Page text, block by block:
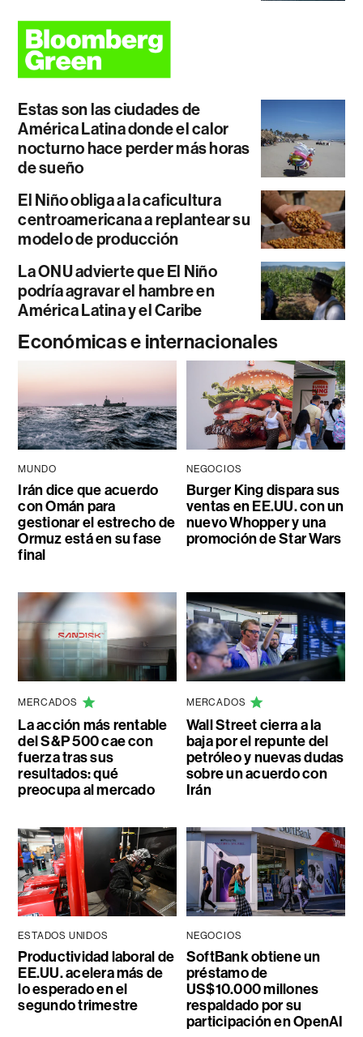
Estas son las ciudades de
América Latina donde el calor
nocturno hace perder más horas
de sueño
El Niño obliga a la caficultura
centroamericana a replantear su
modelo de producción
La ONU advierte que El Niño
podría agravar el hambre en
América Latina y el Caribe
Económicas e internacionales
MUNDO
Irán dice que acuerdo
con Omán para
gestionar el estrecho de
Ormuz está en su fase
final
NEGOCIOS
Burger King dispara sus
ventas en EE.UU. con un
nuevo Whopper y una
promoción de Star Wars
MERCADOS
La acción más rentable
del S&P 500 cae con
fuerza tras sus
resultados: qué
preocupa al mercado
MERCADOS
Wall Street cierra a la
baja por el repunte del
petróleo y nuevas dudas
sobre un acuerdo con
Irán
ESTADOS UNIDOS
Productividad laboral de
EE.UU. acelera más de
lo esperado en el
segundo trimestre
NEGOCIOS
SoftBank obtiene un
préstamo de
US$10.000 millones
respaldado por su
participación en OpenAI